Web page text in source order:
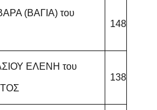
(ΒΑΓΙΑ) του
148
ΕΛΕΝΗ του
138